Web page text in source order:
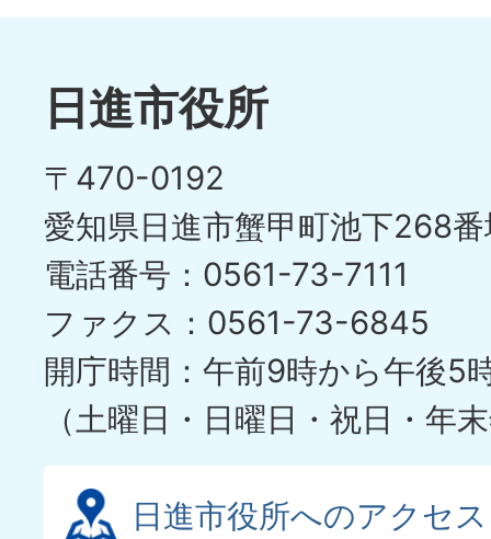
日進市役所
〒470-0192
愛知県日進市蟹甲町池下268
電話番号：0561-73-7111
ファクス：0561-73-6845
開庁時間：午前9時から午後5
（土曜日・日曜日・祝日・年
日進市役所へのアクセス